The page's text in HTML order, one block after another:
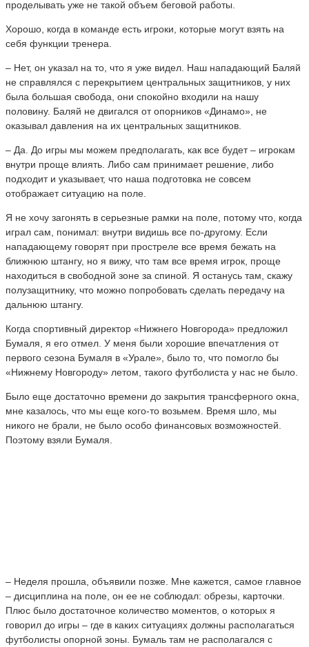
проделывать уже не такой объем беговой работы.
Хорошо, когда в команде есть игроки, которые могут взять на
себя функции тренера.
– Нет, он указал на то, что я уже видел. Наш нападающий Баляй
не справлялся с перекрытием центральных защитников, у них
была большая свобода, они спокойно входили на нашу
половину. Баляй не двигался от опорников «Динамо», не
оказывал давления на их центральных защитников.
– Да. До игры мы можем предполагать, как все будет – игрокам
внутри проще влиять. Либо сам принимает решение, либо
подходит и указывает, что наша подготовка не совсем
отображает ситуацию на поле.
Я не хочу загонять в серьезные рамки на поле, потому что, когда
играл сам, понимал: внутри видишь все по-другому. Если
нападающему говорят при простреле все время бежать на
ближнюю штангу, но я вижу, что там все время игрок, проще
находиться в свободной зоне за спиной. Я останусь там, скажу
полузащитнику, что можно попробовать сделать передачу на
дальнюю штангу.
Когда спортивный директор «Нижнего Новгорода» предложил
Бумаля, я его отмел. У меня были хорошие впечатления от
первого сезона Бумаля в «Урале», было то, что помогло бы
«Нижнему Новгороду» летом, такого футболиста у нас не было.
Было еще достаточно времени до закрытия трансферного окна,
мне казалось, что мы еще кого-то возьмем. Время шло, мы
никого не брали, не было особо финансовых возможностей.
Поэтому взяли Бумаля.
– Неделя прошла, объявили позже. Мне кажется, самое главное
– дисциплина на поле, он ее не соблюдал: обрезы, карточки.
Плюс было достаточное количество моментов, о которых я
говорил до игры – где в каких ситуациях должны располагаться
футболисты опорной зоны. Бумаль там не располагался с